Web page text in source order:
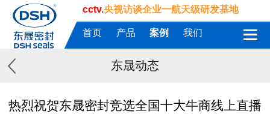
cctv.央视访谈企业一航天级研发基地
首页 产品 案例 我们
东晟动态
热烈祝贺东晟密封竞选全国十大牛商线上直播